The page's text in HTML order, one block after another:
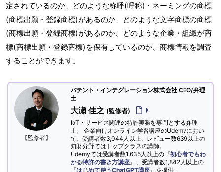
定されているのか、どのような称呼(呼称)・ネーミングの商標
(商標出願・登録商標)があるのか、どのような文字商標の商標
(商標出願・登録商標)があるのか、どのような企業・組織が商
標(商標出願・登録商標)を保有しているのか、商標情報を調査
することができます。
【監修者】
パテント・インテグレーション株式会社 CEO/弁理
士
大瀬 佳之 (監修者)
IoT・サービス関連の特許実務を専門とする弁理
士。 企業向けオンライン学習講座のUdemyにおい
て、受講者数3,044人以上、レビュー数639以上の
知財分野ではトップクラスの講師。
Udemyでは受講者数1,635人以上の『初心者でもわ
かる特許の書き方講座 』、受講者数1,842人以上の
『はじめて使うChatGPT講座 』を提供。